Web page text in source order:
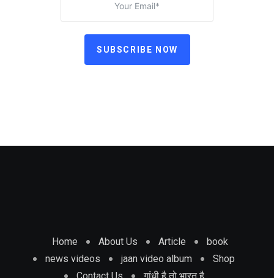
SUBSCRIBE NOW
Home About Us Article
book
news videos
jaan video album
Shop